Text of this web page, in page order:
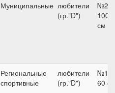
Муниципальные любители
(гр."D")
№2,
100
см
Региональные
спортивные
любители
(гр."D")
№1,
60 см